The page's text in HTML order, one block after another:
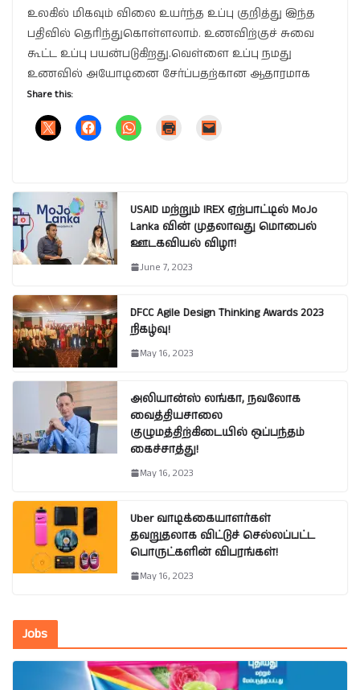
உலகில் மிகவும் விலை உயர்ந்த உப்பு குறித்து இந்த
பதிவில் தெரிந்துகொள்ளலாம். உணவிற்குச் சுவை
கூட்ட உப்பு பயன்படுகிறது.வெள்ளை உப்பு நமது
உணவில் அயோடினை சேர்ப்பதற்கான ஆதாரமாக
Share this:
USAID மற்றும் IREX ஏற்பாட்டில் MoJo
Lanka வின் முதலாவது மொபைல்
ஊடகவியல் விழா!
June 7, 2023
DFCC Agile Design Thinking Awards 2023
நிகழ்வு!
May 16, 2023
அலியான்ஸ் லங்கா, நவலோக
வைத்தியசாலை
குழுமத்திற்கிடையில் ஒப்பந்தம்
கைச்சாத்து!
May 16, 2023
Uber வாடிக்கையாளர்கள்
தவறுதலாக விட்டுச் செல்லப்பட்ட
பொருட்களின் விபரங்கள்!
May 16, 2023
Jobs